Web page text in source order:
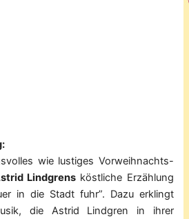
wie lustiges Vorweihnachts-
Lindgrens köstliche Erzählung
in die Stadt fuhr”. Dazu erklingt
die Astrid Lindgren in ihrer